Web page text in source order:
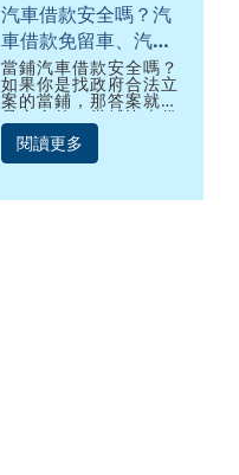
汽車借款安全嗎？汽
車借款免留車、汽車
借錢額度利息PTT常見
問題專家來解答
當鋪汽車借款安全嗎？
如果你是找政府合法立
案的當鋪，那答案就會
是安全的！當鋪汽車借
款流程簡便條件簡單，
是現今社會既快速的借
錢周轉方式。時下汽車
借款條件流程也大同小
閱讀更多